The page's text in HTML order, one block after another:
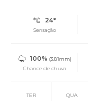
24°
Sensação
100% (3.81mm)
Chance de chuva
TER QUA